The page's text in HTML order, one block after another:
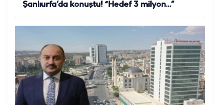
Şanlıurfa’da konuştu! “Hedef 3 milyon…”